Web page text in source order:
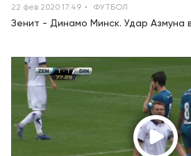
22 фев 2020 17:49 ФУТБОЛ
Зенит - Динамо Минск. Удар Азмуна